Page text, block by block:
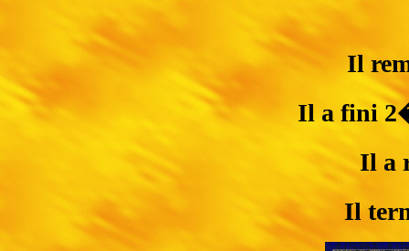
Il
Il a fini
Il a
Il